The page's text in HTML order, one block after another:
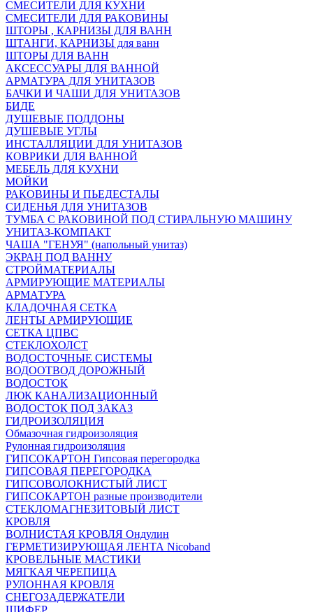
СМЕСИТЕЛИ ДЛЯ КУХНИ
СМЕСИТЕЛИ ДЛЯ РАКОВИНЫ
ШТОРЫ , КАРНИЗЫ ДЛЯ ВАНН
ШТАНГИ, КАРНИЗЫ для ванн
ШТОРЫ ДЛЯ ВАНН
АКСЕССУАРЫ ДЛЯ ВАННОЙ
АРМАТУРА ДЛЯ УНИТАЗОВ
БАЧКИ И ЧАШИ ДЛЯ УНИТАЗОВ
БИДЕ
ДУШЕВЫЕ ПОДДОНЫ
ДУШЕВЫЕ УГЛЫ
ИНСТАЛЛЯЦИИ ДЛЯ УНИТАЗОВ
КОВРИКИ ДЛЯ ВАННОЙ
МЕБЕЛЬ ДЛЯ КУХНИ
МОЙКИ
РАКОВИНЫ И ПЬЕДЕСТАЛЫ
СИДЕНЬЯ ДЛЯ УНИТАЗОВ
ТУМБА С РАКОВИНОЙ ПОД СТИРАЛЬНУЮ МАШИНУ
УНИТАЗ-КОМПАКТ
ЧАША "ГЕНУЯ" (напольный унитаз)
ЭКРАН ПОД ВАННУ
СТРОЙМАТЕРИАЛЫ
АРМИРУЮЩИЕ МАТЕРИАЛЫ
АРМАТУРА
КЛАДОЧНАЯ СЕТКА
ЛЕНТЫ АРМИРУЮЩИЕ
СЕТКА ЦПВС
СТЕКЛОХОЛСТ
ВОДОСТОЧНЫЕ СИСТЕМЫ
ВОДООТВОД ДОРОЖНЫЙ
ВОДОСТОК
ЛЮК КАНАЛИЗАЦИОННЫЙ
ВОДОСТОК ПОД ЗАКАЗ
ГИДРОИЗОЛЯЦИЯ
Обмазочная гидроизоляция
Рулонная гидроизоляция
ГИПСОКАРТОН Гипсовая перегородка
ГИПСОВАЯ ПЕРЕГОРОДКА
ГИПСОВОЛОКНИСТЫЙ ЛИСТ
ГИПСОКАРТОН разные производители
СТЕКЛОМАГНЕЗИТОВЫЙ ЛИСТ
КРОВЛЯ
ВОЛНИСТАЯ КРОВЛЯ Ондулин
ГЕРМЕТИЗИРУЮЩАЯ ЛЕНТА Nicoband
КРОВЕЛЬНЫЕ МАСТИКИ
МЯГКАЯ ЧЕРЕПИЦА
РУЛОННАЯ КРОВЛЯ
СНЕГОЗАДЕРЖАТЕЛИ
ШИФЕР